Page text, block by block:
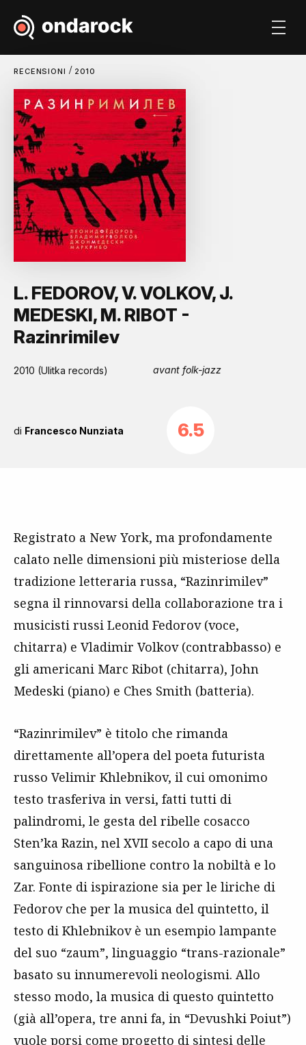
RECENSIONI / 2010
L. FEDOROV, V. VOLKOV, J.
MEDESKI, M. RIBOT -
Razinrimilev
2010 (Ulitka records) avant folk-jazz
di Francesco Nunziata 6.5
Registrato a New York, ma profondamente
calato nelle dimensioni più misteriose della
tradizione letteraria russa, “Razinrimilev”
segna il rinnovarsi della collaborazione tra i
musicisti russi Leonid Fedorov (voce,
chitarra) e Vladimir Volkov (contrabbasso) e
gli americani Marc Ribot (chitarra), John
Medeski (piano) e Ches Smith (batteria).
“Razinrimilev” è titolo che rimanda
direttamente all’opera del poeta futurista
russo Velimir Khlebnikov, il cui omonimo
testo trasferiva in versi, fatti tutti di
palindromi, le gesta del ribelle cosacco
Sten’ka Razin, nel XVII secolo a capo di una
sanguinosa ribellione contro la nobiltà e lo
Zar. Fonte di ispirazione sia per le liriche di
Fedorov che per la musica del quintetto, il
testo di Khlebnikov è un esempio lampante
del suo “zaum”, linguaggio “trans-razionale”
basato su innumerevoli neologismi. Allo
stesso modo, la musica di questo quintetto
(già all’opera, tre anni fa, in “Devushki Poiut”)
vuole porsi come progetto di sintesi delle